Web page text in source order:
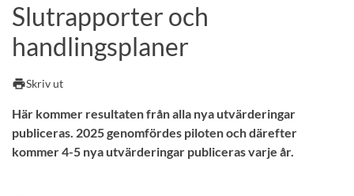
Andra söktjänster
Kurser och program Kursplaner
Slutrapporter och
handlingsplaner
printSkriv ut
Här kommer resultaten från alla nya utvärderingar
publiceras. 2025 genomfördes piloten och därefter
kommer 4-5 nya utvärderingar publiceras varje år.